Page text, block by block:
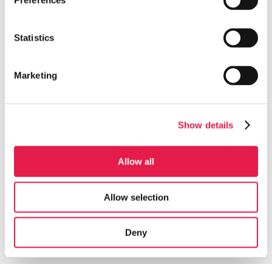
Statistics
Marketing
Show details
Allow all
Allow selection
Deny